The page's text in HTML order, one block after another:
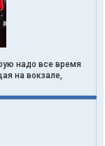
надо все время
на вокзале,